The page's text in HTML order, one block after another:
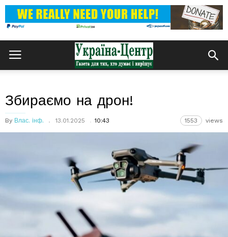
Збираємо на дрон!
By Влас. інф. 13.01.2025 10:43 1553 views